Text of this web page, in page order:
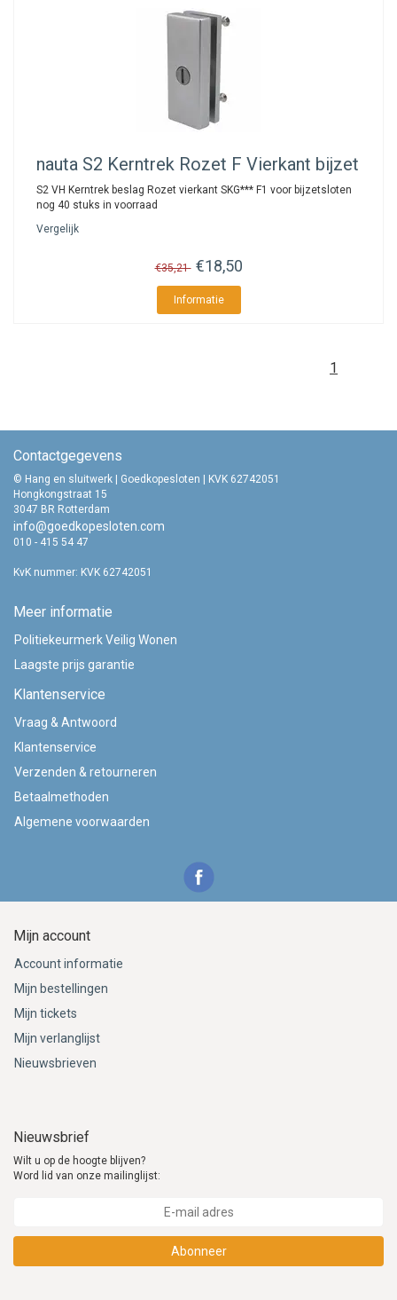
nauta S2 Kerntrek Rozet F Vierkant bijzet
S2 VH Kerntrek beslag Rozet vierkant SKG*** F1 voor bijzetsloten
nog 40 stuks in voorraad
Vergelijk
€35,21 €18,50
Informatie
1
Contactgegevens
© Hang en sluitwerk | Goedkopesloten | KVK 62742051
Hongkongstraat 15
3047 BR Rotterdam
info@goedkopesloten.com
010 - 415 54 47
KvK nummer: KVK 62742051
Meer informatie
Politiekeurmerk Veilig Wonen
Laagste prijs garantie
Klantenservice
Vraag & Antwoord
Klantenservice
Verzenden & retourneren
Betaalmethoden
Algemene voorwaarden
Mijn account
Account informatie
Mijn bestellingen
Mijn tickets
Mijn verlanglijst
Nieuwsbrieven
Nieuwsbrief
Wilt u op de hoogte blijven?
Word lid van onze mailinglijst:
Abonneer